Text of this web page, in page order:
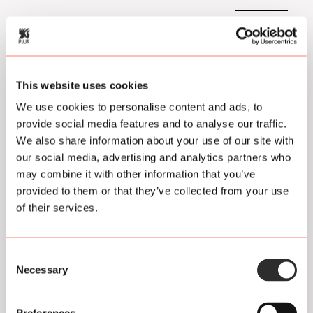
This website uses cookies
We use cookies to personalise content and ads, to
provide social media features and to analyse our traffic.
We also share information about your use of our site with
our social media, advertising and analytics partners who
may combine it with other information that you’ve
provided to them or that they’ve collected from your use
of their services.
Selection
Necessary
e
z
e
k
fil
Fe
at
Aanslui
tend
Stenen
Hoofd
Amsterd
o
w
D
o
c
e
u